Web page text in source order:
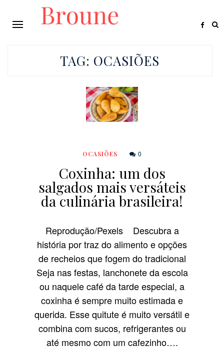
TAG: OCASIÕES
OCASIÕES 0
Coxinha: um dos
salgados mais versáteis
da culinária brasileira!
Reprodução/Pexels Descubra a
história por traz do alimento e opções
de recheios que fogem do tradicional
Seja nas festas, lanchonete da escola
ou naquele café da tarde especial, a
coxinha é sempre muito estimada e
querida. Esse quitute é muito versátil e
combina com sucos, refrigerantes ou
até mesmo com um cafezinho….